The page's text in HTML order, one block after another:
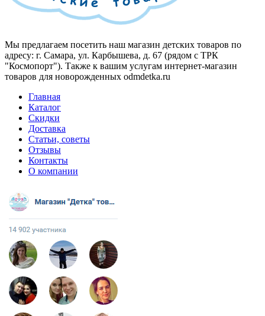
Мы предлагаем посетить наш магазин детских товаров по
адресу: г. Самара, ул. Карбышева, д. 67 (рядом с ТРК
"Космопорт"). Также к вашим услугам интернет-магазин
товаров для новорожденных odmdetka.ru
Главная
Каталог
Скидки
Доставка
Статьи, советы
Отзывы
Контакты
О компании